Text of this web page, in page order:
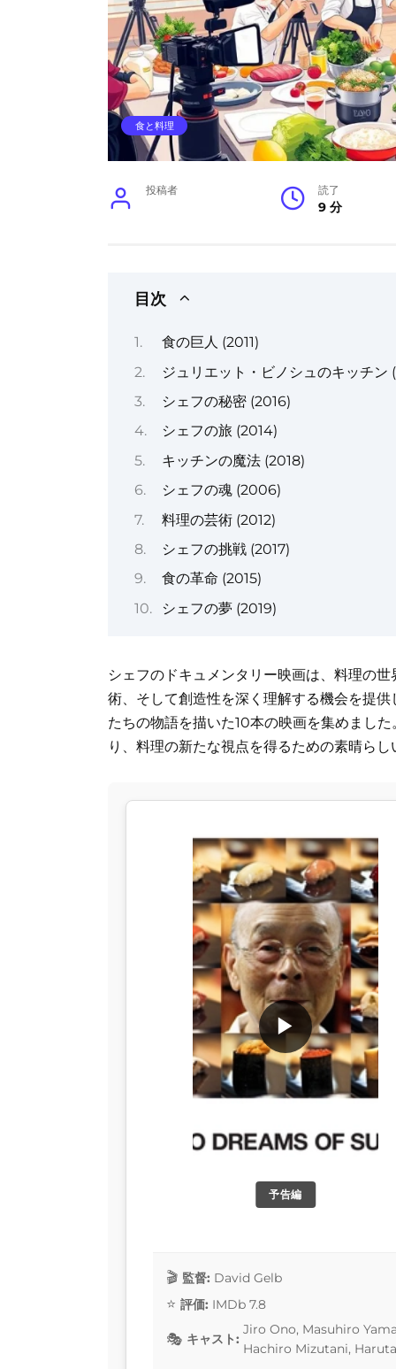
食と料理
投稿者 読了
9 分
目次
食の巨人 (2011)
ジュリエット・ビノシュのキッチン
シェフの秘密 (2016)
シェフの旅 (2014)
キッチンの魔法 (2018)
シェフの魂 (2006)
料理の芸術 (2012)
シェフの挑戦 (2017)
食の革命 (2015)
シェフの夢 (2019)
シェフのドキュメンタリー映画は、料理の
術、そして創造性を深く理解する機会を提
たちの物語を描いた10本の映画を集めまし
り、料理の新たな視点を得るための素晴らし
予告編
▶
監督: David Gelb
評価: IMDb 7.8
キャスト:
Jiro Ono, Masuhiro
Hachiro Mizutani,